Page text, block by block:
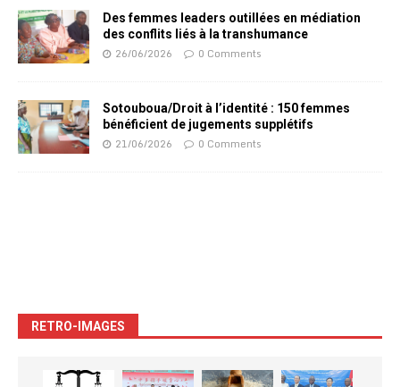
Des femmes leaders outillées en médiation
des conflits liés à la transhumance
26/06/2026 0 Comments
Sotouboua/Droit à l’identité : 150 femmes
bénéficient de jugements supplétifs
21/06/2026 0 Comments
RETRO-IMAGES